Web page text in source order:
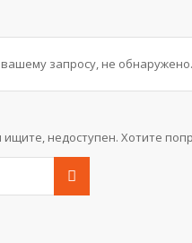
запросу, не обнаружено.
недоступен. Хотите